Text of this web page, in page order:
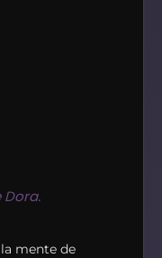
Dora.
mente de